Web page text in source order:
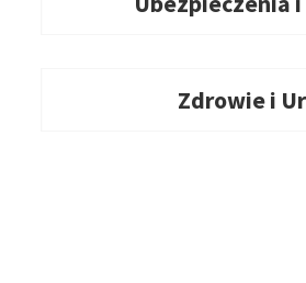
Zdrowie i